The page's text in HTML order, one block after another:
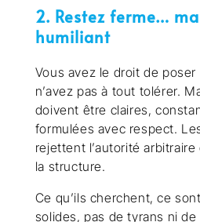
2. Restez ferme…
humiliant
Vous avez le droit de poser
n’avez pas à tout tolérer.
doivent être claires,
formulées avec respect.
rejettent l’autorité
la structure.
Ce qu’ils cherchent, ce
solides, pas de tyrans ni de